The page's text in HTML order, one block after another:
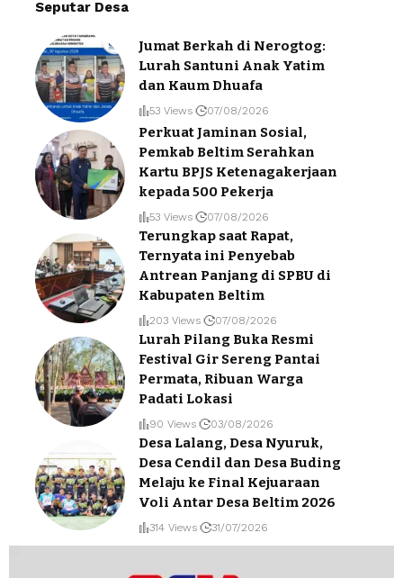
Seputar Desa
Jumat Berkah di Nerogtog:
Lurah Santuni Anak Yatim
dan Kaum Dhuafa
53 Views 07/08/2026
Perkuat Jaminan Sosial,
Pemkab Beltim Serahkan
Kartu BPJS Ketenagakerjaan
kepada 500 Pekerja
53 Views 07/08/2026
Terungkap saat Rapat,
Ternyata ini Penyebab
Antrean Panjang di SPBU di
Kabupaten Beltim
203 Views 07/08/2026
Lurah Pilang Buka Resmi
Festival Gir Sereng Pantai
Permata, Ribuan Warga
Padati Lokasi
90 Views 03/08/2026
Desa Lalang, Desa Nyuruk,
Desa Cendil dan Desa Buding
Melaju ke Final Kejuaraan
Voli Antar Desa Beltim 2026
314 Views 31/07/2026